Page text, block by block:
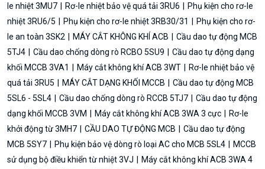
le nhiệt 3MU7
Rơ-le nhiệt bảo vệ quá tải 3RU6
Phụ kiện cho rơ-le
nhiệt 3RU6/5
Phụ kiện cho rơ-le nhiệt 3RB30/31
Phụ kiện cho rơ-
le an toàn 3SK2
MÁY CẮT KHÔNG KHÍ ACB
Cầu dao tự động MCB
5TJ4
Cầu dao chống dòng rò RCBO 5SU9
Cầu dao tự động dạng
khối MCCB 3VA1
Máy cắt không khí ACB 3WT
Rơ-le nhiệt bảo vệ
quá tải 3RU5
MÁY CẮT DẠNG KHỐI MCCB
Cầu dao tự động MCB
5SL6 - 5SL4
Cầu dao chống dòng rò RCCB 5TJ7
Cầu dao tự động
dạng khối MCCB 3VM
Máy cắt không khí ACB 3WA 3 cực
Rơ-le
khởi động từ 3MH7
CẦU DAO TỰ ĐỘNG MCB
Cầu dao tự động
MCB 5SY7
Phụ kiện bảo vệ dòng rò loại AC cho MCB 5SL4
MCCB
sử dụng bộ điều khiển từ nhiệt 3VJ
Máy cắt không khí ACB 3WA 4